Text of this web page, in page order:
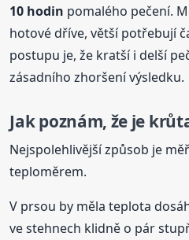
10 hodin pomalého pečení.
hotové dříve, větší potřebují
postupu je, že kratší i delší
zásadního zhoršení výsledku.
Jak poznám, že je
Nejspolehlivější způsob je
teploměrem.
V prsou by měla teplota
ve stehnech klidně o pár